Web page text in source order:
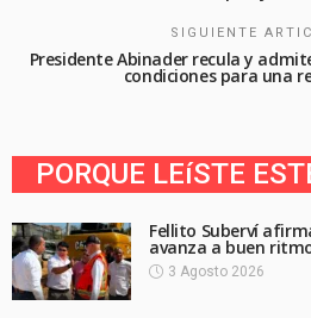
SIGUIENTE
Presidente Abinader recula y
condiciones para una
PORQUE LEíSTE
Fellito Suberví
avanza a buen
3 Agosto 2026